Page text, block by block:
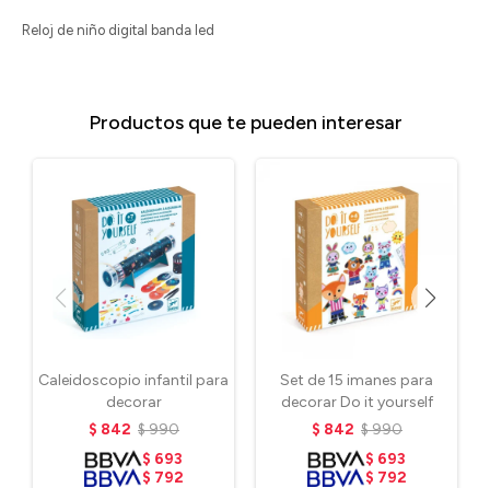
Reloj de niño digital banda led
Productos que te pueden interesar
Caleidoscopio infantil para
decorar
$ 842 $990
$ 693
$ 792
Set de 15 imanes para
decorar Do it yourself
$ 842 $990
$ 693
$ 792